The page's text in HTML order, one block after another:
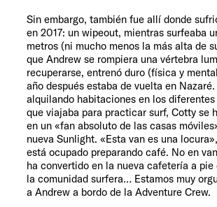
Sin embargo, también fue allí donde
en 2017: un wipeout, mientras surfeaba
metros (ni mucho menos la más alta de
que Andrew se rompiera una vértebra
recuperarse, entrenó duro (física y
año después estaba de vuelta en
alquilando habitaciones en los
que viajaba para practicar surf, Cotty se
en un «fan absoluto de las casas
nueva Sunlight. «Esta van es una
está ocupado preparando café. No en
ha convertido en la nueva cafetería a pie
la comunidad surfera… Estamos muy
a Andrew a bordo de la Adventure Crew.